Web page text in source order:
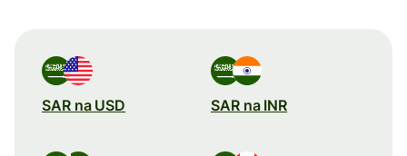
SAR na USD SAR na INR